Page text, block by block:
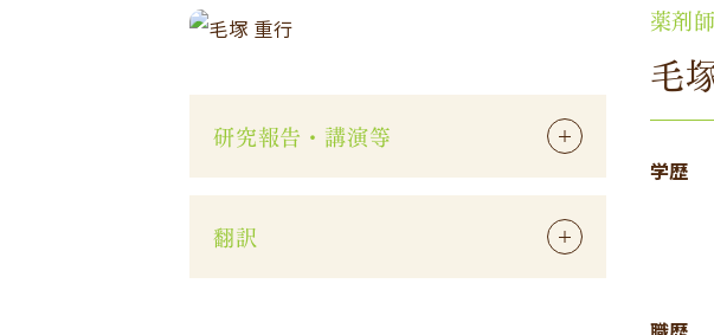
研究報告・講演等
翻訳
薬剤
毛
学歴